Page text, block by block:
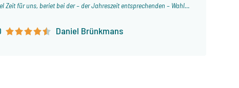
Zeit für uns, beriet bei der – der Jahreszeit entsprechenden – Wahl
Hier bekommt man eine ehrliche Beratung! Auch dieses
wir wieder über The Carp Specialist in Angelurlaub.
Daniel Brünkmans